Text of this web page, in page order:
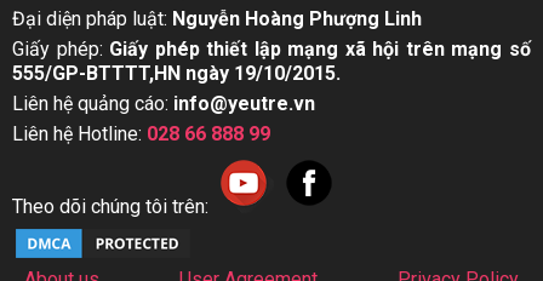
Đại diện pháp luật: Nguyễn Hoàng Phượng Linh
Giấy phép: Giấy phép thiết lập mạng xã hội trên mạng số
555/GP-BTTTT,HN ngày 19/10/2015.
Liên hệ quảng cáo: info@yeutre.vn
Liên hệ Hotline: 028 66 888 99
Theo dõi chúng tôi trên: